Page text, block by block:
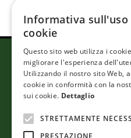
Franco
Il mio lavoro e la
“missione”, se
patrimonio del
travisato il concetto
Informativa sull'uso
cookie
Questo sito web utilizza i
migliorare l'esperienza
Utilizzando il nostro sito Web,
cookie in conformità con la
sui cookie. Dettaglio
STRETTAMENTE
PRESTAZIONE